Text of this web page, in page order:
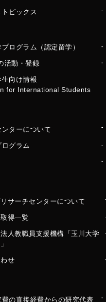
ピックス
ログラム（認定留学）
活動・登録
向け情報
for International Students
ターについて
グラム
サーチセンターについて
得一覧
人教職員支援機構「玉川大学
せ
の直接経費からの研究代表